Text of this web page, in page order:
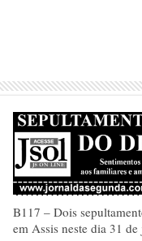
B117 – Dois
em Assis neste dia 31